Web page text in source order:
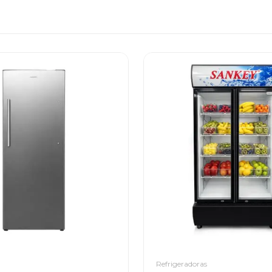
Refrigeradoras